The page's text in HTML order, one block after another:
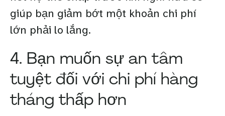
giúp bạn giảm bớt một khoản chi phí
lớn phải lo lắng.
4. Bạn muốn sự an tâm
tuyệt đối với chi phí hàng
tháng thấp hơn